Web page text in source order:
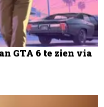
GTA 6 te zien via